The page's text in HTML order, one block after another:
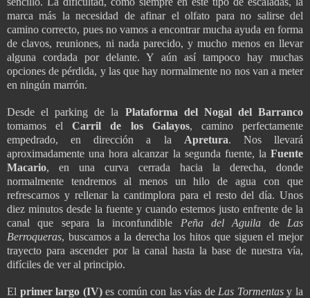
marca más la necesidad de afinar el olfato para no salirse del
camino correcto, pues no vamos a encontrar mucha ayuda en forma
de clavos, reuniones, ni nada parecido, y mucho menos en llevar
alguna cordada por delante. Y aún así tampoco hay muchas
opciones de pérdida, y las que hay normalmente no nos van a meter
en ningún marrón.
Desde el parking de la Plataforma del Nogal del Barranco
tomamos elCarril de los Galayos, camino perfectamente
empedrado, en dirección a la Apretura. Nos llevará
aproximadamente una hora alcanzar la segunda fuente, la Fuente
Macario, en una curva cerrada hacia la derecha, donde
normalmente tendremos al menos un hilo de agua con que
refrescarnos y rellenar la cantimplora para el resto del día. Unos
diez minutos desde la fuente y cuando estemos justo enfrente de la
canal que separa la inconfundible Peña del Aguila de Las
Berroqueras, buscamos a la derecha los hitos que siguen el mejor
trayecto para ascender por la canal hasta la base de nuestra vía,
difíciles de ver al principio.
El primer largo (IV)es común con las vías de Las Tormentasy la